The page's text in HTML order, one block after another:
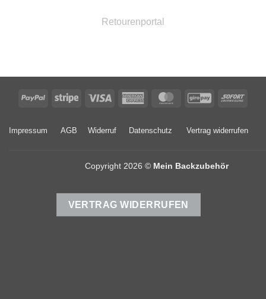
Retourenportal
PayPal Stripe Visa
American
MasterCardGiroPay Sofort
Impressum AGB Widerruf Datenschutz Vertrag widerrufen
Copyright 2026 © Mein Backzubehör
VERTRAG WIDERRUFEN